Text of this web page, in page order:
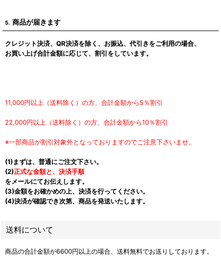
5. 商品が届きます
クレジット決済、QR決済を除く、お振込、代引きをご利用の場合、
お買い上げ合計金額に応じて、割引をしています。
11,000円以上（送料除く）の方、合計金額から5％割引
22,000円以上（送料除く）の方、合計金額から10％割引
※一部商品が割引対象外となっておりますのでご注意下さいませ。
(1)まずは、普通にご注文下さい。
(2)正式な金額と、決済手順
をメールにてお伝えします。
(3)金額をお確かめの上、決済を行ってください。
(4)決済が確認でき次第、商品を発送いたします。
送料について
商品の合計金額が6600円以上の場合、送料無料でお送りしております。